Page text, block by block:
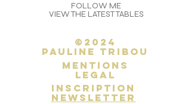
FOLLOW ME
VIEW THE LATEST TABLES
©2024
Pauline Tribou
Mentions
legal
inscription
newsletter